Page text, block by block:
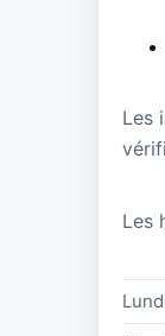
Les
Les